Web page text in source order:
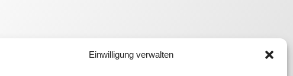
Einwilligung verwalten